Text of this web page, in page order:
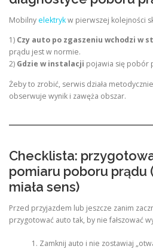
Mobilny elektrykw pierwszej kolejności
1) Czy auto po zgaszeniu wchodzi w
prądu jest w normie.
2) Gdzie w instalacji pojawia się pobór
Żeby to zrobić, serwis działa
obserwuje wynik i zawęża obszar.
Checklista:
pomiaru poboru prądu
miała sens)
Przed przyjazdem lub jeszcze zanim
przygotować auto tak, by nie fałszować
Zamknij auto i nie zostawiaj